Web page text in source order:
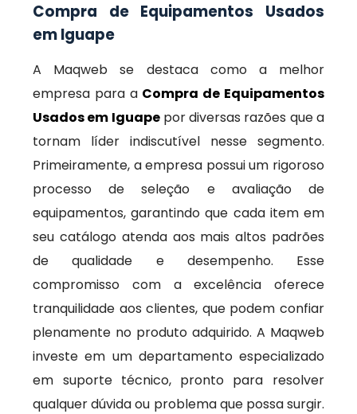
Compra de Equipamentos Usados
em Iguape
A Maqweb se destaca como a melhor
empresa para a Compra de Equipamentos
Usados em Iguapepor diversas razões que a
tornam líder indiscutível nesse segmento.
Primeiramente, a empresa possui um rigoroso
processo de seleção e avaliação de
equipamentos, garantindo que cada item em
seu catálogo atenda aos mais altos padrões
de qualidade e desempenho. Esse
compromisso com a excelência oferece
tranquilidade aos clientes, que podem confiar
plenamente no produto adquirido. A Maqweb
investe em um departamento especializado
em suporte técnico, pronto para resolver
qualquer dúvida ou problema que possa surgir.